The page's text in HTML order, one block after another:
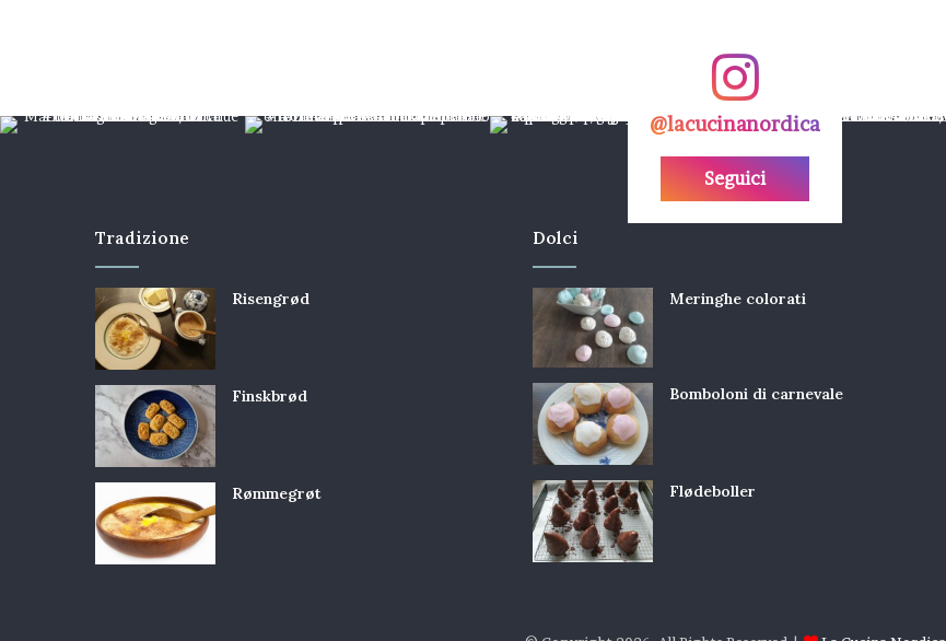
@lacucinanordica
Seguici
Tradizione
Risengrød
Finskbrød
Rømmegrøt
Dolci
Meringhe colorati
Bomboloni di carnevale
Flødeboller